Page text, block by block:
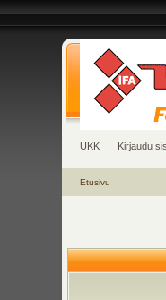
UKK Kirjaudu
Etusivu